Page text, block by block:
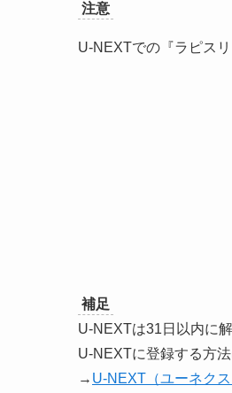
注意
U-NEXTでの『ラピス
補足
U-NEXTは31日以内に
U-NEXTに登録する方
→ U-NEXT（ユーネク